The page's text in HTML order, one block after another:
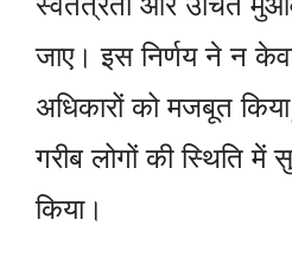
जाए। इस निर्णय ने न
अधिकारों को मजबूत
गरीब लोगों की स्थिति में
किया।